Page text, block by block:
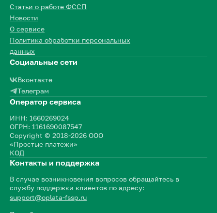
Статьи о работе ФССП
Новости
О сервисе
Политика обработки персональных
данных
Социальные сети
Вконтакте
Телеграм
Оператор сервиса
ИНН: 1660269024
ОГРН: 1161690087547
Copyright © 2018-2026 ООО
«Простые платежи»
КОД
Контакты и поддержка
В случае возникновения вопросов обращайтесь в
службу поддержки клиентов по адресу:
support@oplata-fssp.ru